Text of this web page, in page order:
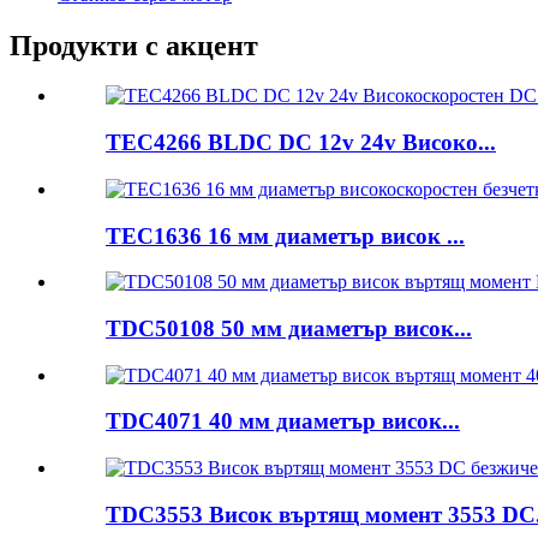
Продукти с акцент
TEC4266 BLDC DC 12v 24v Високо...
TEC1636 16 мм диаметър висок ...
TDC50108 50 мм диаметър висок...
TDC4071 40 мм диаметър висок...
TDC3553 Висок въртящ момент 3553